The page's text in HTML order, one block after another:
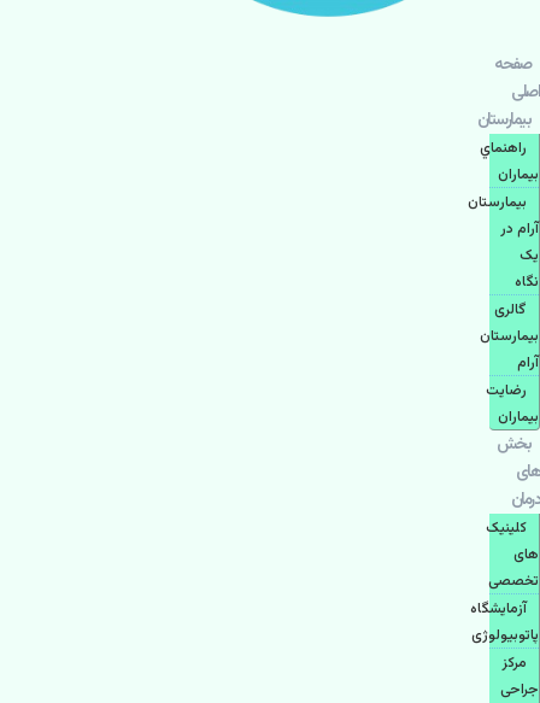
صفحه
اصلی
بيمارستان
راهنماي
بیماران
بیمارستان
آرام در
یک
نگاه
گالری
بیمارستان
آرام
رضایت
بیماران
بخش
های
درمان
کلینیک
های
تخصصی
آزمایشگاه
پاتوبیولوژی
مرکز
جراحی